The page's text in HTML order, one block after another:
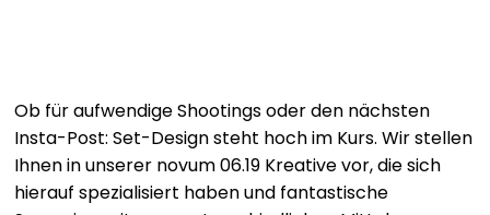
Ob für aufwendige Shootings oder den nächsten
Insta-Post: Set-Design steht hoch im Kurs. Wir stellen
Ihnen in unserer novum 06.19 Kreative vor, die sich
hierauf spezialisiert haben und fantastische